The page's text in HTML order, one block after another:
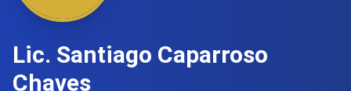
Lic. Santiago Caparroso
Chaves